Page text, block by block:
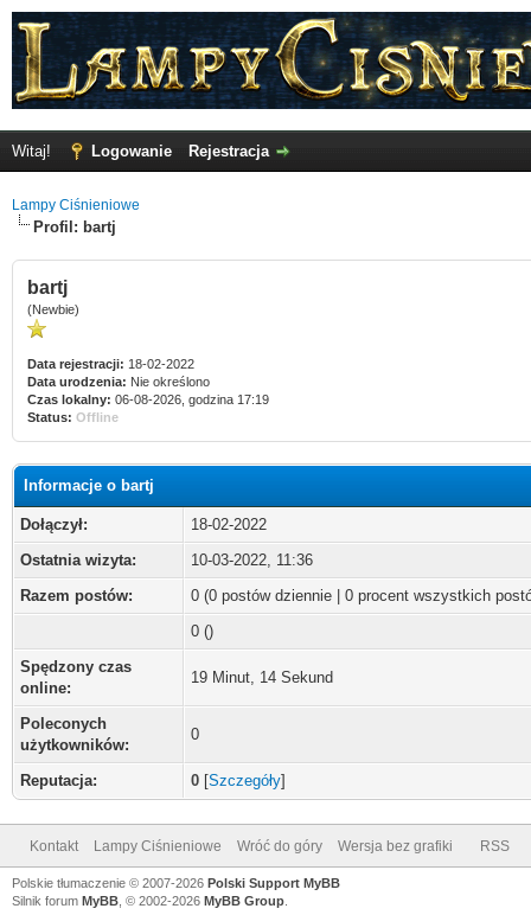
Witaj! Logowanie Rejestracja
Lampy Ciśnieniowe
Profil: bartj
bartj
(Newbie)
Data rejestracji: 18-02-2022
Data urodzenia: Nie określono
Czas lokalny: 06-08-2026, godzina 17:19
Status: Offline
Informacje o bartj
Dołączył:
18-02-2022
Ostatnia wizyta:
10-03-2022, 11:36
Razem postów:
0 (0 postów dziennie | 0 procent wszystkich
0 ()
Spędzony czas
online:
19 Minut, 14 Sekund
Poleconych
użytkowników:
0
Reputacja: 0 [Szczegóły]
Kontakt Lampy Ciśnieniowe Wróć do góry Wersja bez grafiki RSS
Polskie tłumaczenie © 2007-2026 Polski Support MyBB
Silnik forum MyBB , © 2002-2026 MyBB Group